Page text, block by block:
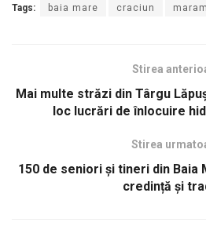
Tags: baia mare craciun
Stirea
Mai multe străzi din Târgu
loc lucrări de înlocuire
Stirea
150 de seniori și tineri din Baia
credință și